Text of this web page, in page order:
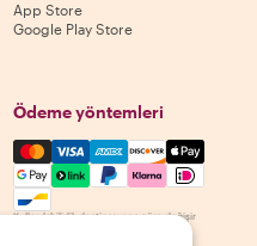
App Store
Google Play Store
Ödeme yöntemleri
Mastercard, Visa, Amex,
Kullanılabilirlik destinasyona göre değişir